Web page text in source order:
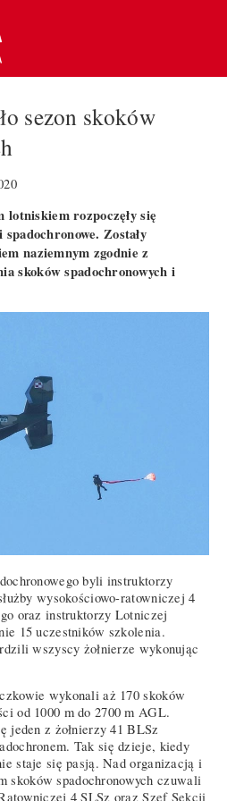
sezon skoków
rozpoczęły się
Zostały
naziemnym zgodnie z
skoków spadochronowych i
byli instruktorzy
wysokościowo-ratowniczej 4
oraz instruktorzy Lotniczej
15 uczestników szkolenia.
wszyscy żołnierze wykonując
wykonali aż 170 skoków
od 1000 m do 2700 m AGL.
jeden z żołnierzy 41 BLSz
Tak się dzieje, kiedy
staje się pasją. Nad organizacją i
skoków spadochronowych czuwali
4 SLSz oraz Szef Sekcji